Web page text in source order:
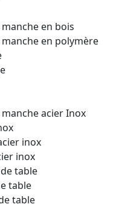
en bois
en polymère
acier Inox
inox
inox
table
table
table